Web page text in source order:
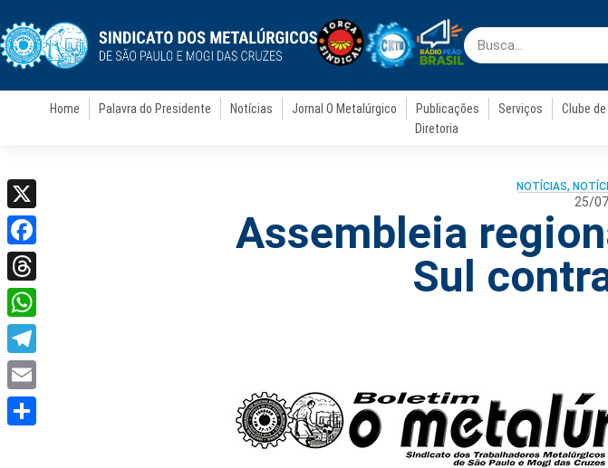
Home Palavra do Presidente Notícias Jornal O Metalúrgico Publicações Serviços Clube
Diretoria
NOTÍCIAS,
25/
Assembleia
Sul
X
Facebook
Threads
WhatsApp
Telegram
Email